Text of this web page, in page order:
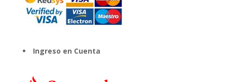
Ingreso en Cuenta